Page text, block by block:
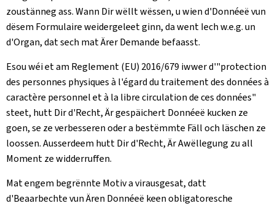
zoustänneg ass. Wann Dir wëllt wëssen, u wien d'Donnéeë vun
dësem Formulaire weidergeleet ginn, da went Iech w.e.g. un
d'Organ, dat sech mat Ärer Demande befaasst.
Esou wéi et am Reglement (EU) 2016/679 iwwer d'"protection
des personnes physiques à l'égard du traitement des données à
caractère personnel et à la libre circulation de ces données"
steet, hutt Dir d'Recht, Är gespäichert Donnéeë kucken ze
goen, se ze verbesseren oder a bestëmmte Fäll och läschen ze
loossen. Ausserdeem hutt Dir d'Recht, Är Awëllegung zu all
Moment ze widderruffen.
Mat engem begrënnte Motiv a virausgesat, datt
d'Beaarbechte vun Ären Donnéeë keen obligatoresche